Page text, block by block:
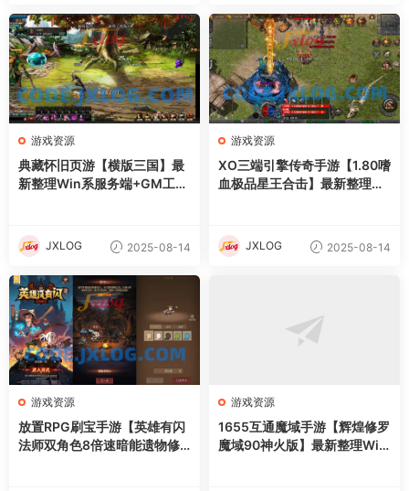
游戏资源
典藏怀旧页游【横版三国】最
新整理Win系服务端+GM工具
JXLOG 2025-08-14
游戏资源
XO三端引擎传奇手游【1.80嗜
血极品星王合击】最新整理Wi
JXLOG 2025-08-14
游戏资源
放置RPG刷宝手游【英雄有闪
法师双角色8倍速暗能遗物修
游戏资源
1655互通魔域手游【辉煌修罗
魔域90神火版】最新整理Win